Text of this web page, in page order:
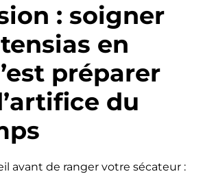
: soigner
en
préparer
du
avant de ranger votre sécateur :